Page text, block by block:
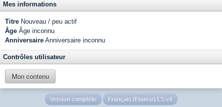
Mes informations
Titre Nouveau / peu actif
Âge Âge inconnu
Anniversaire Anniversaire inconnu
Contrôles utilisateur
Mon contenu
Version complète Français (France) LS v4